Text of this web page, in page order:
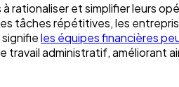
rationaliser et simplifier leurs
tâches répétitives, les
les équipes financières
travail administratif, améliorant